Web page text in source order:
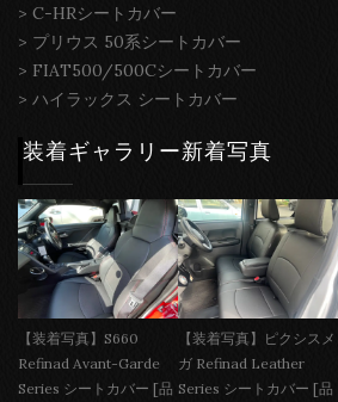
> C-HRシートカバー
> プリウス 50系シートカバー
> FIAT500/500Cシートカバー
> ハイラックス シートカバー
装着ギャラリー新着写真
【装着写真】S660
Refinad Avant-Garde
Series シートカバー [品
【装着写真】ピクシスメ
ガ Refinad Leather
Series シートカバー [品